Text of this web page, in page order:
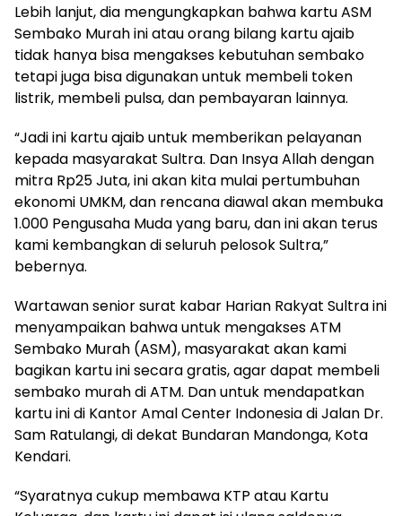
Lebih lanjut, dia mengungkapkan bahwa kartu ASM
Sembako Murah ini atau orang bilang kartu ajaib
tidak hanya bisa mengakses kebutuhan sembako
tetapi juga bisa digunakan untuk membeli token
listrik, membeli pulsa, dan pembayaran lainnya.
“Jadi ini kartu ajaib untuk memberikan pelayanan
kepada masyarakat Sultra. Dan Insya Allah dengan
mitra Rp25 Juta, ini akan kita mulai pertumbuhan
ekonomi UMKM, dan rencana diawal akan membuka
1.000 Pengusaha Muda yang baru, dan ini akan terus
kami kembangkan di seluruh pelosok Sultra,”
bebernya.
Wartawan senior surat kabar Harian Rakyat Sultra ini
menyampaikan bahwa untuk mengakses ATM
Sembako Murah (ASM), masyarakat akan kami
bagikan kartu ini secara gratis, agar dapat membeli
sembako murah di ATM. Dan untuk mendapatkan
kartu ini di Kantor Amal Center Indonesia di Jalan Dr.
Sam Ratulangi, di dekat Bundaran Mandonga, Kota
Kendari.
“Syaratnya cukup membawa KTP atau Kartu